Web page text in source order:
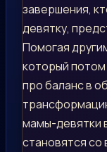
завершения,
девятку,
Помогая
который
про баланс в
мамы-девятки
становятся